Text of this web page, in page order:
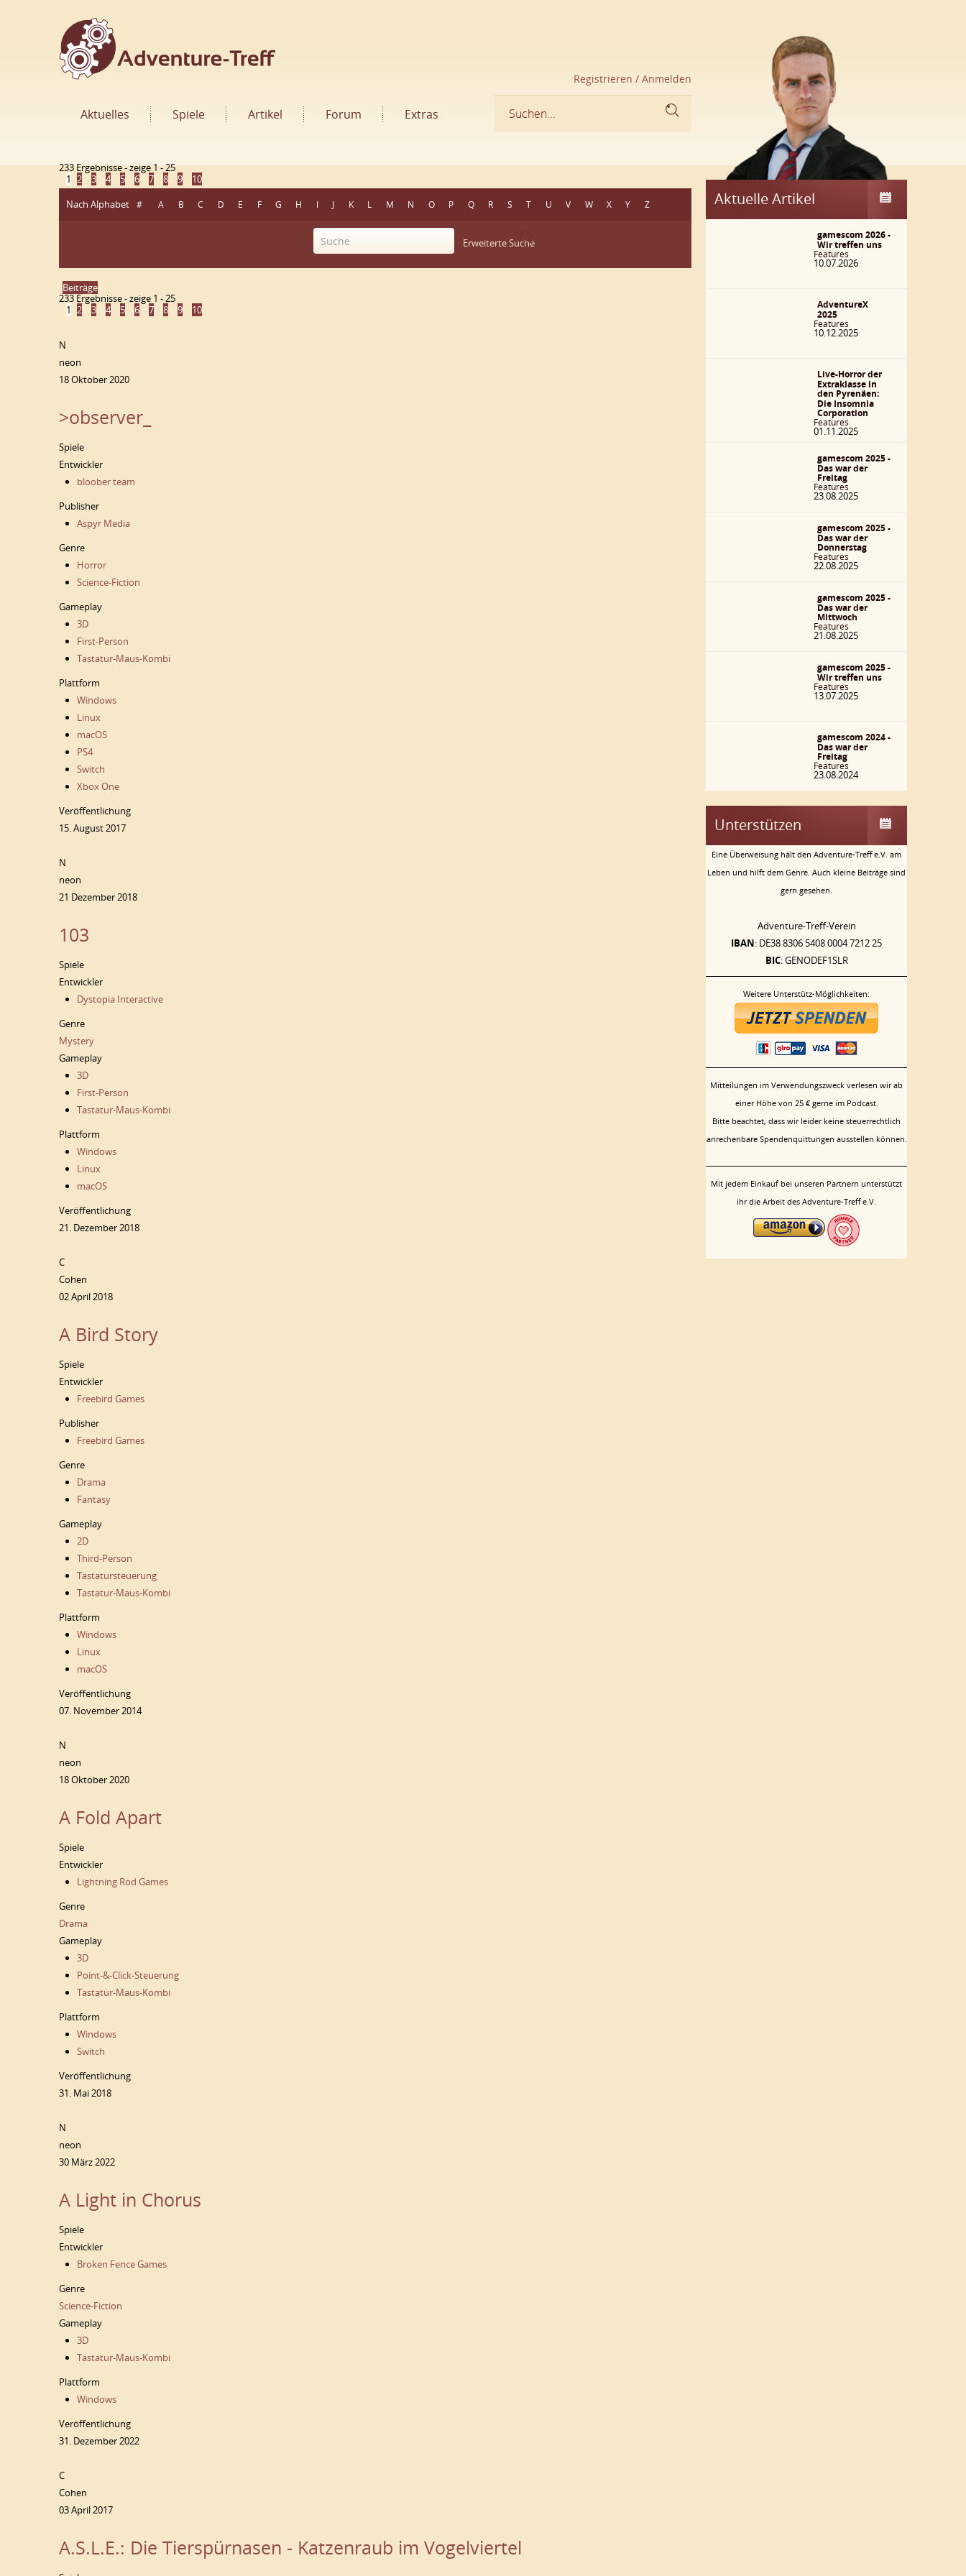
Registrieren / Anmelden
Aktuelles Spiele Artikel Forum Extras
233 Ergebnisse - zeige 1 - 25
1 2 3 4 5 6 7 8 9
10
Nach Alphabet # A B C D E F G H I J K L M N O P Q R S T U V W X Y Z
Erweiterte Suche
Beiträge
233 Ergebnisse - zeige 1 - 25
1 2 3 4 5 6 7 8 9 10
N
neon
18 Oktober 2020
>observer_
Spiele
Entwickler
bloober team
Publisher
Aspyr Media
Genre
Horror
Science-Fiction
Gameplay
3D
First-Person
Tastatur-Maus-Kombi
Plattform
Windows
Linux
macOS
PS4
Switch
Xbox One
Veröffentlichung
15. August 2017
N
neon
21 Dezember 2018
103
Spiele
Entwickler
Dystopia Interactive
Genre
Mystery
Gameplay
3D
First-Person
Tastatur-Maus-Kombi
Plattform
Windows
Linux
macOS
Veröffentlichung
21. Dezember 2018
C
Cohen
02 April 2018
A Bird Story
Spiele
Entwickler
Freebird Games
Publisher
Freebird Games
Genre
Drama
Fantasy
Gameplay
2D
Third-Person
Tastatursteuerung
Tastatur-Maus-Kombi
Plattform
Windows
Linux
macOS
Veröffentlichung
07. November 2014
N
neon
18 Oktober 2020
A Fold Apart
Spiele
Entwickler
Lightning Rod Games
Genre
Drama
Gameplay
3D
Point-&-Click-Steuerung
Tastatur-Maus-Kombi
Plattform
Windows
Switch
Veröffentlichung
31. Mai 2018
N
neon
30 März 2022
A Light in Chorus
Spiele
Entwickler
Broken Fence Games
Genre
Science-Fiction
Gameplay
3D
Tastatur-Maus-Kombi
Plattform
Windows
Veröffentlichung
31. Dezember 2022
C
Cohen
03 April 2017
A.S.L.E.: Die Tierspürnasen - Katzenraub im Vogelviertel
Aktuelle Artikel
gamescom 2026 -
Wir treffen uns
Features
10.07.2026
AdventureX
2025
Features
10.12.2025
Live-Horror der
Extraklasse in
den Pyrenäen:
Die Insomnia
Corporation
Features
01.11.2025
gamescom 2025 -
Das war der
Freitag
Features
23.08.2025
gamescom 2025 -
Das war der
Donnerstag
Features
22.08.2025
gamescom 2025 -
Das war der
Mittwoch
Features
21.08.2025
gamescom 2025 -
Wir treffen uns
Features
13.07.2025
gamescom 2024 -
Das war der
Freitag
Features
23.08.2024
Unterstützen
Eine Überweisung hält den Adventure-Treff e.V. am
Leben und hilft dem Genre. Auch kleine Beiträge sind
gern gesehen.
Adventure-Treff-Verein
IBAN: DE38 8306 5408 0004 7212 25
BIC: GENODEF1SLR
Weitere Unterstütz-Möglichkeiten:
Mitteilungen im Verwendungszweck verlesen wir ab
einer Höhe von 25 € gerne im Podcast.
Bitte beachtet, dass wir leider keine steuerrechtlich
anrechenbare Spendenquittungen ausstellen können.
Mit jedem Einkauf bei unseren Partnern unterstützt
ihr die Arbeit des Adventure-Treff e.V.